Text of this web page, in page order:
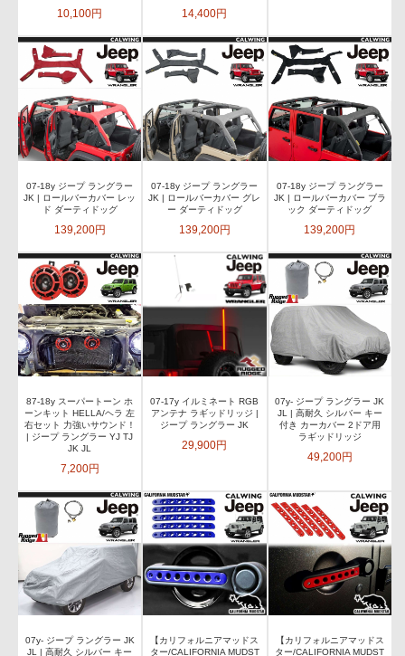
10,100円 14,400円
07-18y ジープ ラングラー
JK | ロールバーカバー レッ
ド ダーティドッグ
139,200円
07-18y ジープ ラングラー
JK | ロールバーカバー グレ
ー ダーティドッグ
139,200円
07-18y ジープ ラングラー
JK | ロールバーカバー ブラ
ック ダーティドッグ
139,200円
87-18y スーパートーン ホ
ーンキット HELLA/ヘラ 左
右セット 力強いサウンド！
| ジープ ラングラー YJ TJ
JK JL
7,200円
07-17y イルミネート RGB
アンテナ ラギッドリッジ |
ジープ ラングラー JK
29,900円
07y- ジープ ラングラー JK
JL | 高耐久 シルバー キー
付き カーカバー 2ドア用
ラギッドリッジ
49,200円
07y- ジープ ラングラー JK
JL | 高耐久 シルバー キー
【カリフォルニアマッドス
ター/CALIFORNIA MUDST
【カリフォルニアマッドス
ター/CALIFORNIA MUDST